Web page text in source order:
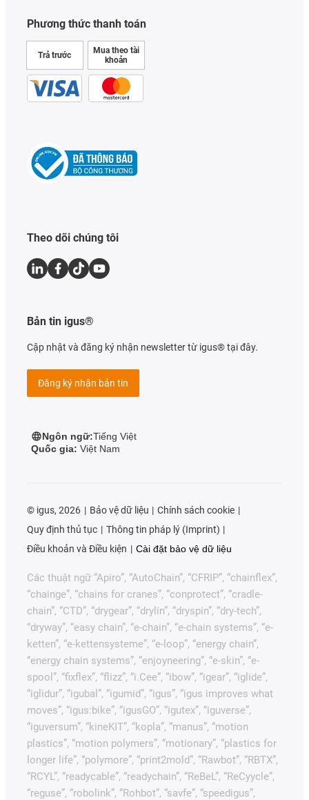
Phương thức thanh toán
Trả trước
Mua theo tài
khoản
Theo dõi chúng tôi
Bản tin igus®
Cập nhật và đăng ký nhận newsletter từ igus® tại đây.
Đăng ký nhận bản tin
Ngôn ngữ:Tiếng Việt
Quốc gia: Việt Nam
© igus, 2026 Bảo vệ dữ liệu
Chính sách cookie
Quy định thủ tục
Thông tin pháp lý (Imprint)
Điều khoản và Điều kiện
Cài đặt bảo vệ dữ liệu
Các thuật ngữ “Apiro”, “AutoChain”, “CFRIP”, “chainflex”,
“chainge”, “chains for cranes”, “conprotect”, “cradle-
chain”, “CTD”, “drygear”, “drylin”, “dryspin”, “dry-tech”,
“dryway”, “easy chain”, “e-chain”, “e-chain systems”, “e-
ketten”, “e-kettensysteme”, “e-loop”, “energy chain”,
“energy chain systems”, “enjoyneering”, “e-skin”, “e-
spool”, “fixflex”, “flizz”, “i.Cee”, “ibow”, “igear”, “iglide”,
“iglidur”, “igubal”, “igumid”, “igus”, “igus improves what
moves”, “igus:bike”, “igusGO”, “igutex”, “iguverse”,
“iguversum”, “kineKIT”, “kopla”, “manus”, “motion
plastics”, “motion polymers”, “motionary”, “plastics for
longer life”, “polymore”, “print2mold”, “Rawbot”, “RBTX”,
“RCYL”, “readycable”, “readychain”, “ReBeL”, “ReCyycle”,
“reguse”, “robolink”, “Rohbot”, “savfe”, “speedigus”,